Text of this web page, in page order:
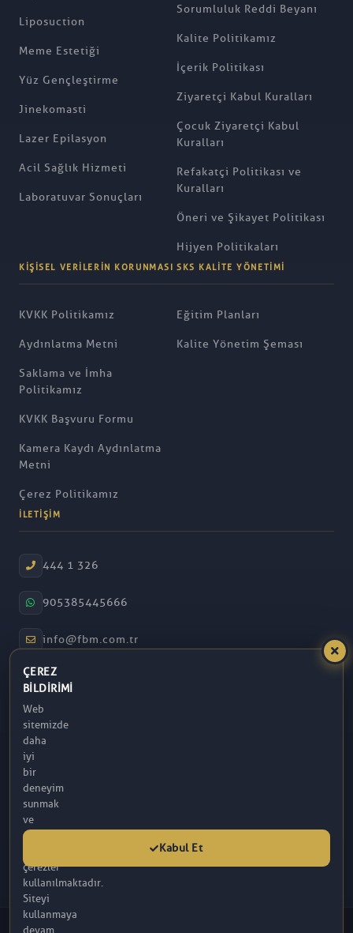
Liposuction
Meme Estetiği
Yüz Gençleştirme
Jinekomasti
Lazer Epilasyon
Acil Sağlık Hizmeti
Laboratuvar Sonuçları
Sorumluluk Reddi Beyanı
Kalite Politikamız
İçerik Politikası
Ziyaretçi Kabul Kuralları
Çocuk Ziyaretçi Kabul
Kuralları
Refakatçi Politikası ve
Kuralları
Öneri ve Şikayet Politikası
Hijyen Politikaları
KIŞISEL VERILERIN KORUNMASI
KVKK Politikamız
Aydınlatma Metni
Saklama ve İmha
Politikamız
KVKK Başvuru Formu
Kamera Kaydı Aydınlatma
Metni
Çerez Politikamız
SKS KALITE YÖNETIMI
Eğitim Planları
Kalite Yönetim Şeması
İLETIŞIM
444 1 326
905385445666
info@fbm.com.tr
08:30 – 17:30
Atakum / Samsun
© 2026 FBM. Tüm hakları saklıdır. İçerik, FBM (R) Tarafından
ÇEREZ
BILDIRIMI
Web
sitemizde
daha
iyi
bir
deneyim
sunmak
ve
analitik
çerezler
kullanılmaktadır.
Siteyi
kullanmaya
devam
Kabul Et